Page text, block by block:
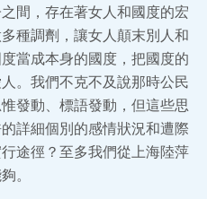
間，存在著女人和國度的宏
種調劑，讓女人顛末別人和
當成本身的國度，把國度的
。我們不克不及說那時公民
發動、標語發動，但這些思
詳細個別的感情狀況和遭際
途徑？至多我們從上海陸萍
。